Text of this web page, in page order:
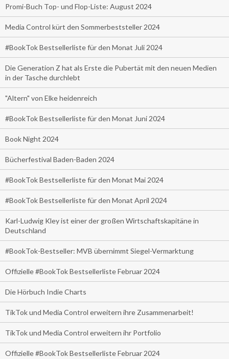
Promi-Buch Top- und Flop-Liste: August 2024
Media Control kürt den Sommerbeststeller 2024
#BookTok Bestsellerliste für den Monat Juli 2024
Die Generation Z hat als Erste die Pubertät mit den neuen Medien
in der Tasche durchlebt
"Altern" von Elke heidenreich
#BookTok Bestsellerliste für den Monat Juni 2024
Book Night 2024
Bücherfestival Baden-Baden 2024
#BookTok Bestsellerliste für den Monat Mai 2024
#BookTok Bestsellerliste für den Monat April 2024
Karl-Ludwig Kley ist einer der großen Wirtschaftskapitäne in
Deutschland
#BookTok-Bestseller: MVB übernimmt Siegel-Vermarktung
Offizielle #BookTok Bestsellerliste Februar 2024
Die Hörbuch Indie Charts
TikTok und Media Control erweitern ihre Zusammenarbeit!
TikTok und Media Control erweitern ihr Portfolio
Offizielle #BookTok Bestsellerliste Februar 2024